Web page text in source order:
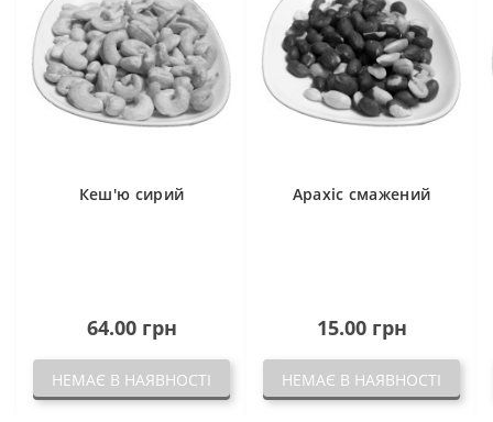
Кеш'ю сирий
64.00 грн
НЕМАЄ В НАЯВНОСТІ
Арахіс смажений
15.00 грн
НЕМАЄ В НАЯВНОСТІ